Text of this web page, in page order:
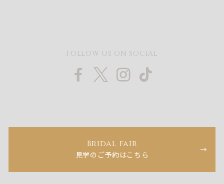
FOLLOW US ON SOCIAL
Bridal fair
見学のご予約はこちら